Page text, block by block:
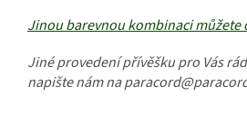
Jinou barevnou kombinaci můžete
Jiné provedení přívěšku pro Vás
napište nám na